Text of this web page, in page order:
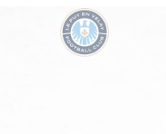
des cookies